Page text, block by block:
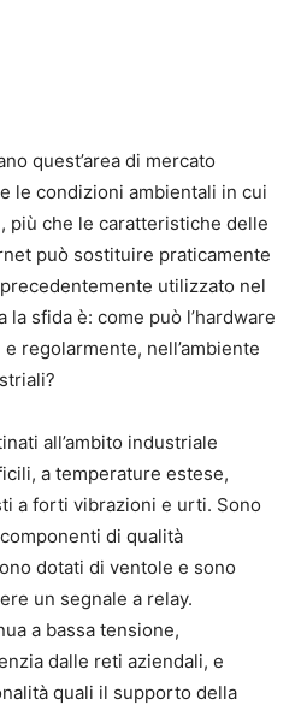
quest’area di mercato
le condizioni ambientali in cui
più che le caratteristiche delle
può sostituire praticamente
utilizzato nel
sfida è: come può l’hardware
regolarmente, nell’ambiente
all’ambito industriale
a temperature estese,
a forti vibrazioni e urti. Sono
di qualità
dotati di ventole e sono
un segnale a relay.
a bassa tensione,
dalle reti aziendali, e
quali il supporto della